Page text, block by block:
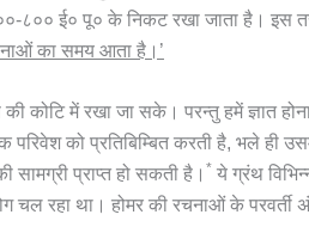
८०० ई० पू० के निकट रखा जाता है। इस
का समय आता है।’
कोटि में रखा जा सके। परन्तु हमें ज्ञात
परिवेश को प्रतिबिम्बित करती है, भले ही
सामग्री प्राप्त हो सकती है। * ये ग्रंथ
चल रहा था। होमर की रचनाओं के परवर्ती